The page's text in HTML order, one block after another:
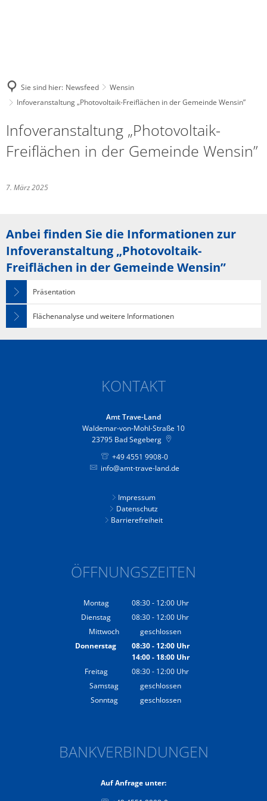
Sie sind hier: Newsfeed
Wensin
Infoveranstaltung „Photovoltaik-Freiflächen in der Gemeinde Wensin”
Infoveranstaltung „Photovoltaik-
Freiflächen in der Gemeinde Wensin”
7. März 2025
Anbei finden Sie die Informationen zur
Infoveranstaltung „Photovoltaik-
Freiflächen in der Gemeinde Wensin”
Präsentation
Flächenanalyse und weitere Informationen
KONTAKT
Amt Trave-Land
Waldemar-von-Mohl-Straße 10
23795 Bad Segeberg
+49 4551 9908-0
info@amt-trave-land.de
Impressum
Datenschutz
Barrierefreiheit
ÖFFNUNGSZEITEN
Montag 08:30- 12:00 Uhr
Von 08:30 bis 12:00 Uhr
Dienstag 08:30- 12:00 Uhr
Von 08:30 bis 12:00 Uhr
Mittwoch
geschlossen
Donnerstag
08:30- 12:00Uhr
Von 08:30 bis 12:00 Uhr
14:00- 18:00Uhr
Von 14:00 bis 18:00 Uhr
Freitag 08:30- 12:00 Uhr
Von 08:30 bis 12:00 Uhr
Samstag
geschlossen
Sonntag
geschlossen
BANKVERBINDUNGEN
Auf Anfrage unter: